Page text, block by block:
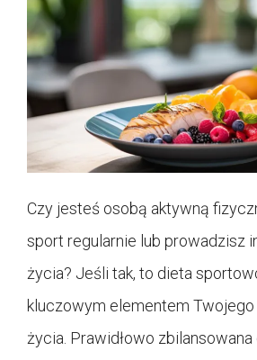
Czy jesteś osobą aktywną
sport regularnie lub prowadzisz
życia? Jeśli tak, to dieta
kluczowym elementem
życia. Prawidłowo